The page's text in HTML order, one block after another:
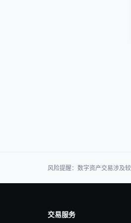
风险提醒：数字资产交易涉及
交易服务